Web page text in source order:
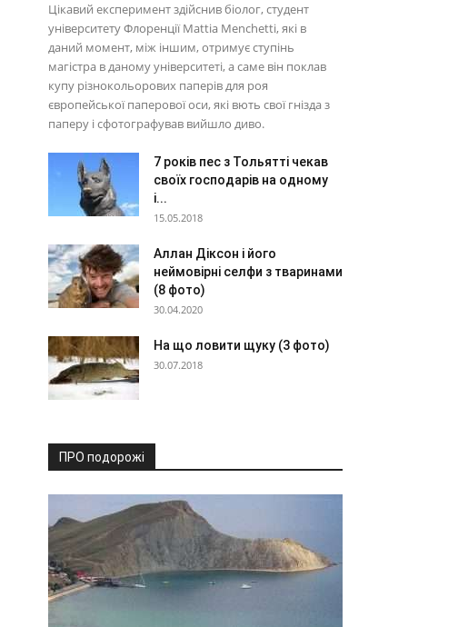
Цікавий експеримент здійснив біолог, студент
університету Флоренції Mattia Menchetti, які в
даний момент, між іншим, отримує ступінь
магістра в даному університеті, а саме він поклав
купу різнокольорових паперів для роя
європейської паперової оси, які вють свої гнізда з
паперу і сфотографував вийшло диво.
7 років пес з Тольятті чекав
своїх господарів на одному
і...
15.05.2018
Аллан Діксон і його
неймовірні селфи з тваринами
(8 фото)
30.04.2020
На що ловити щуку (3 фото)
30.07.2018
ПРО подорожі